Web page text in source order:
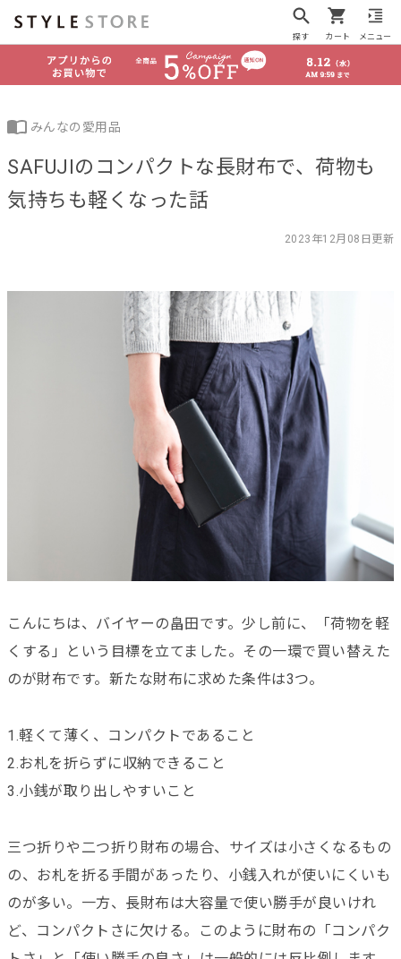
探す カート メニュー
みんなの愛用品
SAFUJIのコンパクトな長財布で、荷物も
気持ちも軽くなった話
2023年12月08日更新
こんにちは、バイヤーの畠田です。少し前に、「荷物を軽
くする」という目標を立てました。その一環で買い替えた
のが財布です。新たな財布に求めた条件は3つ。
1.軽くて薄く、コンパクトであること
2.お札を折らずに収納できること
3.小銭が取り出しやすいこと
三つ折りや二つ折り財布の場合、サイズは小さくなるもの
の、お札を折る手間があったり、小銭入れが使いにくいも
のが多い。一方、長財布は大容量で使い勝手が良いけれ
ど、コンパクトさに欠ける。このように財布の「コンパク